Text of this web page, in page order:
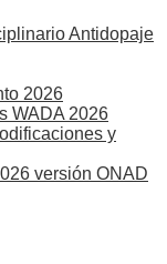
Antidopaje
2026
WADA 2026
y
versión ONAD